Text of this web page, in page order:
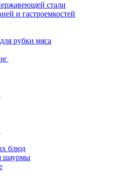
стали
и гастроемкостей
рубки мяса
блюд
шаурмы